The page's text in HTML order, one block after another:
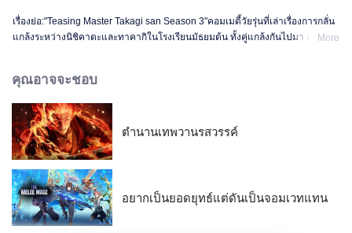
เรื่องย่อ:"Teasing Master Takagi san Season 3"คอมเมดี้วัยรุ่นที่เล่าเรื่องการกลั่น
แกล้งระหว่างนิชิคาตะและทาคากิในโรงเรียนมัธยมต้น ทั้งคู่แกล้งกันไปมา แต่ก็More
คุณอาจจะชอบ
ตำนานเทพวานรสวรรค์
อยากเป็นยอดยุทธ์แต่ดันเป็นจอมเวทแทน